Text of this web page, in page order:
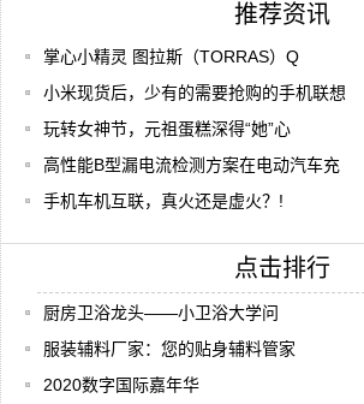
推荐资讯
掌心小精灵 图拉斯（TORRAS）Q
小米现货后，少有的需要抢购的手机联想
玩转女神节，元祖蛋糕深得“她”心
高性能B型漏电流检测方案在电动汽车充
手机车机互联，真火还是虚火？!
点击排行
厨房卫浴龙头——小卫浴大学问
服装辅料厂家：您的贴身辅料管家
2020数字国际嘉年华